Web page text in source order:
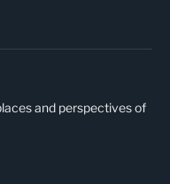
and perspectives of